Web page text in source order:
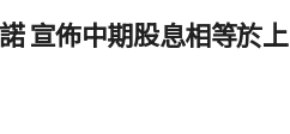
宣佈中期股息相等於上